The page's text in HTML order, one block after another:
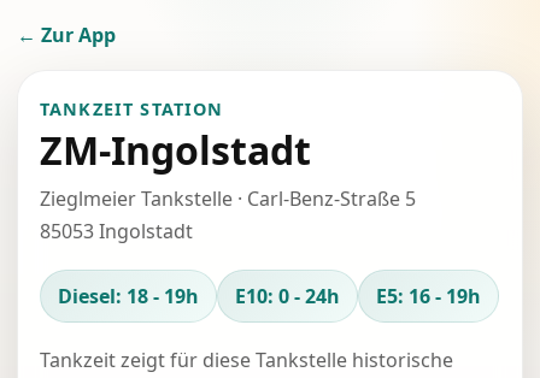
← Zur App
TANKZEIT STATION
ZM-Ingolstadt
Zieglmeier Tankstelle · Carl-Benz-Straße 5
85053 Ingolstadt
Diesel: 18 - 19h E10: 0 - 24h E5: 16 - 19h
Tankzeit zeigt für diese Tankstelle historische